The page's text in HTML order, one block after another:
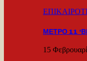
ΜΕΤΡΟ 11
15